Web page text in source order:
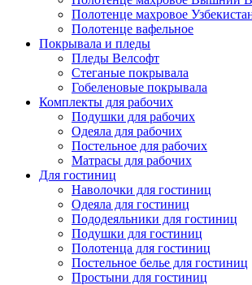
Полотенце махровое
Полотенце вафельное
Покрывала и пледы
Пледы Велсофт
Стеганые покрывала
Гобеленовые покрывала
Комплекты для рабочих
Подушки для рабочих
Одеяла для рабочих
Постельное для рабочих
Матрасы для рабочих
Для гостиниц
Наволочки для гостиниц
Одеяла для гостиниц
Пододеяльники для гостиниц
Подушки для гостиниц
Полотенца для гостиниц
Постельное белье для гостиниц
Простыни для гостиниц